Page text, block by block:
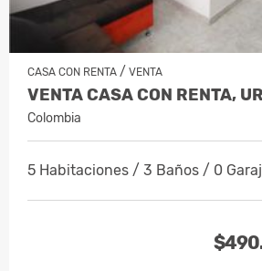
CASA CON RENTA / VENTA
Colombia
5 Habitaciones / 3 Baños / 0